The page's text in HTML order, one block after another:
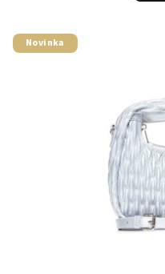
Novinka